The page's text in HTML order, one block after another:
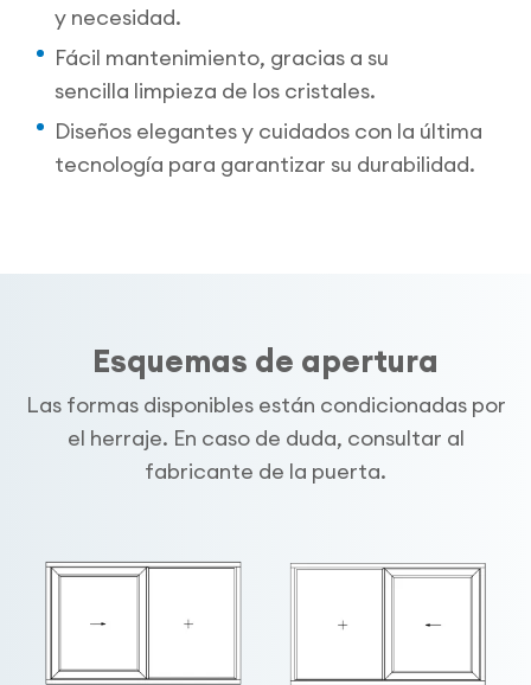
y necesidad.
Fácil mantenimiento, gracias a su
sencilla limpieza de los cristales.
Diseños elegantes y cuidados con la última
tecnología para garantizar su durabilidad.
Esquemas de apertura
Las formas disponibles están condicionadas por
el herraje. En caso de duda, consultar al
fabricante de la puerta.